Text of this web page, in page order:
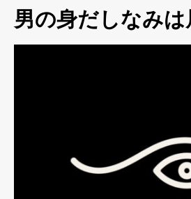
男の身だしなみは